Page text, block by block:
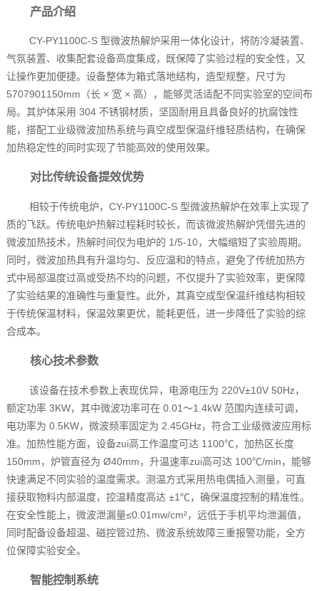
产品介绍
CY-PY1100C-S 型微波热解炉采用一体化设计，将防冷凝装置、
气氛装置、收集配套设备高度集成，既保障了实验过程的安全性，又
让操作更加便捷。设备整体为箱式落地结构，造型规整，尺寸为
5707901150mm（长 × 宽 × 高），能够灵活适配不同实验室的空间布
局。其炉体采用 304 不锈钢材质，坚固耐用且具备良好的抗腐蚀性
能，搭配工业级微波加热系统与真空成型保温纤维轻质结构，在确保
加热稳定性的同时实现了节能高效的使用效果。
对比传统设备提效优势
相较于传统电炉，CY-PY1100C-S 型微波热解炉在效率上实现了
质的飞跃。传统电炉热解过程耗时较长，而该微波热解炉凭借先进的
微波加热技术，热解时间仅为电炉的 1/5-10，大幅缩短了实验周期。
同时，微波加热具有升温均匀、反应温和的特点，避免了传统加热方
式中局部温度过高或受热不均的问题，不仅提升了实验效率，更保障
了实验结果的准确性与重复性。此外，其真空成型保温纤维结构相较
于传统保温材料，保温效果更优，能耗更低，进一步降低了实验的综
合成本。
核心技术参数
该设备在技术参数上表现优异，电源电压为 220V±10V 50Hz，
额定功率 3KW，其中微波功率可在 0.01～1.4kW 范围内连续可调，
电功率为 0.5KW，微波频率固定为 2.45GHz，符合工业级微波应用标
准。加热性能方面，设备zui高工作温度可达 1100℃，加热区长度
150mm，炉管直径为 Ø40mm，升温速率zui高可达 100℃/min，能够
快速满足不同实验的温度需求。测温方式采用热电偶插入测量，可直
接获取物料内部温度，控温精度高达 ±1℃，确保温度控制的精准性。
在安全性能上，微波泄漏量≤0.01mw/cm²，远低于手机平均泄漏值，
同时配备设备超温、磁控管过热、微波系统故障三重报警功能，全方
位保障实验安全。
智能控制系统